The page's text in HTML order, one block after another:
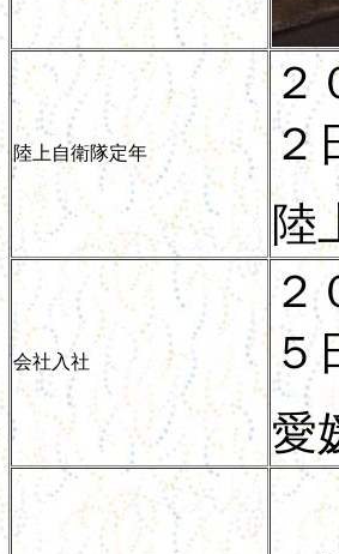
陸上自衛隊定年
２
２
陸
会社入社
２
５
愛